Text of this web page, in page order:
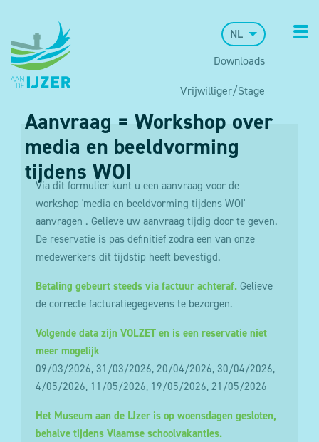
NL
Downloads
Vrijwilliger/Stage
Aanvraag = Workshop over
media en beeldvorming
tijdens WOI
Via dit formulier kunt u een aanvraag voor de
workshop 'media en beeldvorming tijdens WOI'
aanvragen . Gelieve uw aanvraag tijdig door te geven.
De reservatie is pas definitief zodra een van onze
medewerkers dit tijdstip heeft bevestigd.
Betaling gebeurt steeds via factuur achteraf. Gelieve
de correcte facturatiegegevens te bezorgen.
Volgende data zijn VOLZET en is een reservatie niet
meer mogelijk
09/03/2026, 31/03/2026, 20/04/2026, 30/04/2026,
4/05/2026, 11/05/2026, 19/05/2026, 21/05/2026
Het Museum aan de IJzer is op woensdagen gesloten,
behalve tijdens Vlaamse schoolvakanties.